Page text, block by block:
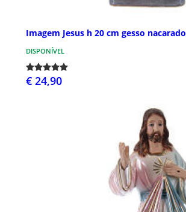
Imagem Jesus h 20 cm gesso nacarado
DISPONÍVEL
€ 24,90